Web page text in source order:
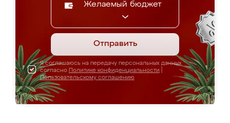
Желаемый бюджет
Отправить
Я соглашаюсь на передачу персональных данных
согласно Политике конфиденциальности
Пользовательскому соглашению